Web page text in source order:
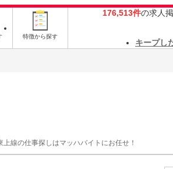
特徴から探す
176,513件の求人
キープし
線の仕事探しはマッハバイトにお任せ！